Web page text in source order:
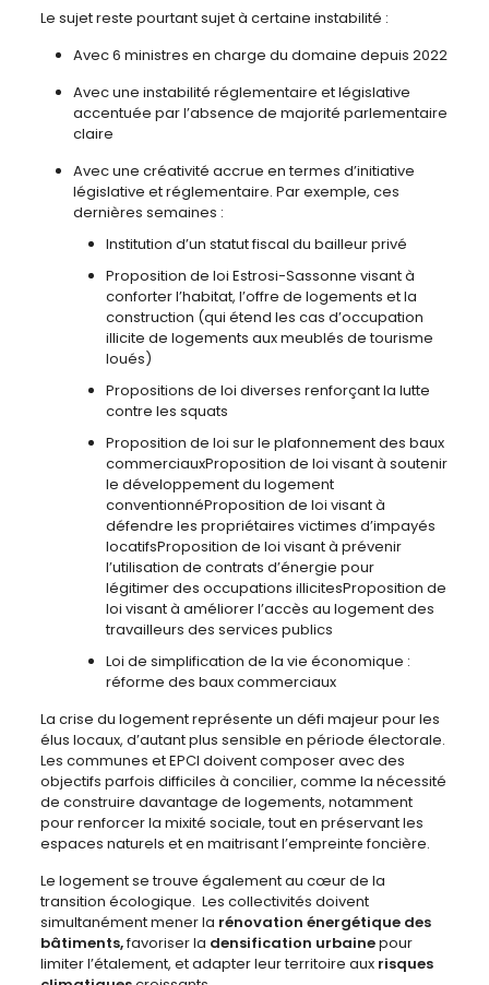
Le sujet reste pourtant sujet à certaine instabilité :
Avec 6 ministres en charge du domaine depuis 2022
Avec une instabilité réglementaire et législative
accentuée par l’absence de majorité parlementaire
claire
Avec une créativité accrue en termes d’initiative
législative et réglementaire. Par exemple, ces
dernières semaines :
Institution d’un statut fiscal du bailleur privé
Proposition de loi Estrosi-Sassonne visant à
conforter l’habitat, l’offre de logements et la
construction (qui étend les cas d’occupation
illicite de logements aux meublés de tourisme
loués)
Propositions de loi diverses renforçant la lutte
contre les squats
Proposition de loi sur le plafonnement des baux
commerciauxProposition de loi visant à soutenir
le développement du logement
conventionnéProposition de loi visant à
défendre les propriétaires victimes d’impayés
locatifsProposition de loi visant à prévenir
l’utilisation de contrats d’énergie pour
légitimer des occupations illicitesProposition de
loi visant à améliorer l’accès au logement des
travailleurs des services publics
Loi de simplification de la vie économique :
réforme des baux commerciaux
La crise du logement représente un défi majeur pour les
élus locaux, d’autant plus sensible en période électorale.
Les communes et EPCI doivent composer avec des
objectifs parfois difficiles à concilier, comme la nécessité
de construire davantage de logements, notamment
pour renforcer la mixité sociale, tout en préservant les
espaces naturels et en maitrisant l’empreinte foncière.
Le logement se trouve également au cœur de la
transition écologique. Les collectivités doivent
simultanément mener la rénovation énergétique des
bâtiments,favoriser la densification urbainepour
limiter l’étalement, et adapter leur territoire aux risques